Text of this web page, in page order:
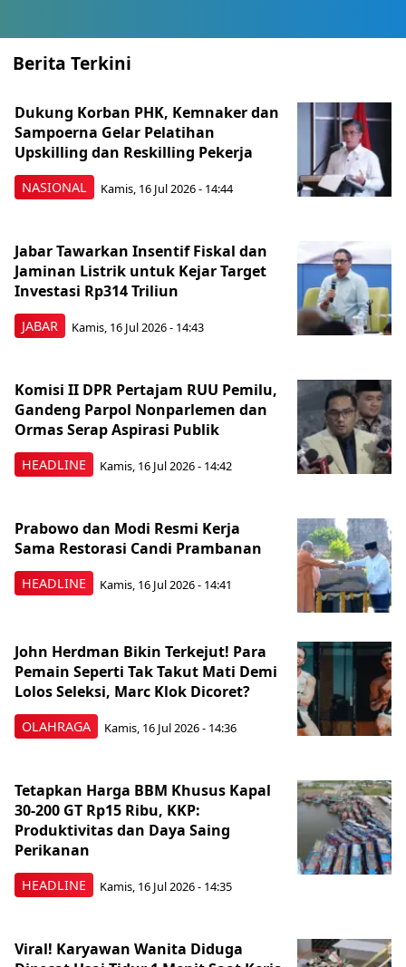
Berita Terkini
NASIONAL
Dukung Korban PHK, Kemnaker dan
Sampoerna Gelar Pelatihan
Upskilling dan Reskilling Pekerja
Kamis, 16 Jul 2026 - 14:44
JABAR
Jabar Tawarkan Insentif Fiskal dan
Jaminan Listrik untuk Kejar Target
Investasi Rp314 Triliun
Kamis, 16 Jul 2026 - 14:43
HEADLINE
Komisi II DPR Pertajam RUU Pemilu,
Gandeng Parpol Nonparlemen dan
Ormas Serap Aspirasi Publik
Kamis, 16 Jul 2026 - 14:42
HEADLINE
Prabowo dan Modi Resmi Kerja
Sama Restorasi Candi Prambanan
Kamis, 16 Jul 2026 - 14:41
OLAHRAGA
John Herdman Bikin Terkejut! Para
Pemain Seperti Tak Takut Mati Demi
Lolos Seleksi, Marc Klok Dicoret?
Kamis, 16 Jul 2026 - 14:36
HEADLINE
Tetapkan Harga BBM Khusus Kapal
30-200 GT Rp15 Ribu, KKP:
Produktivitas dan Daya Saing
Perikanan
Kamis, 16 Jul 2026 - 14:35
Viral! Karyawan Wanita Diduga